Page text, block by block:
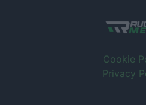
Cookie
Privacy